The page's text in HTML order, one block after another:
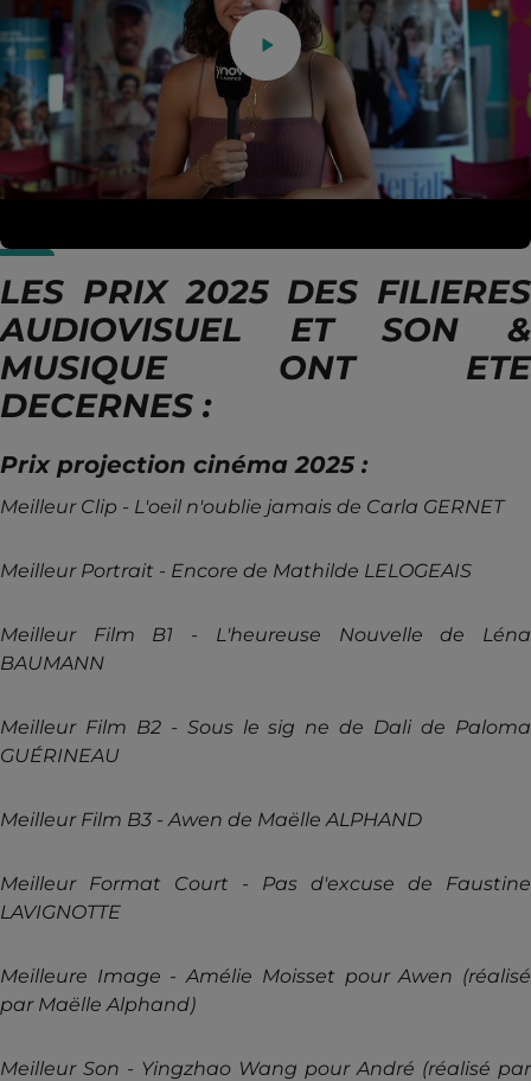
LES PRIX 2025 DES FILIERES
AUDIOVISUEL ET SON &
MUSIQUE ONT ETE
DECERNES :
Prix projection cinéma 2025 :
Meilleur Clip - L'oeil n'oublie jamais de Carla GERNET
Meilleur Portrait - Encore de Mathilde LELOGEAIS
Meilleur Film B1 - L'heureuse Nouvelle de Léna
BAUMANN
Meilleur Film B2 - Sous le sig ne de Dali de Paloma
GUÉRINEAU
Meilleur Film B3 - Awen de Maëlle ALPHAND
Meilleur Format Court - Pas d'excuse de Faustine
LAVIGNOTTE
Meilleure Image - Amélie Moisset pour Awen (réalisé
par Maëlle Alphand)
Meilleur Son - Yingzhao Wang pour André (réalisé par